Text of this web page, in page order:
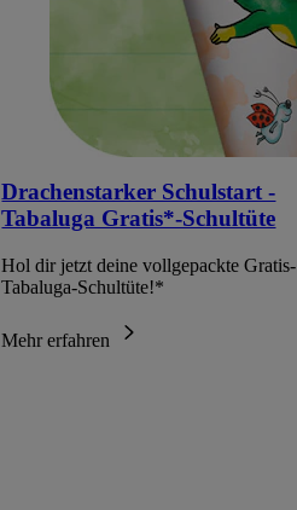
Drachenstarker Schulstart -
Tabaluga Gratis*-Schultüte
Hol dir jetzt deine vollgepackte Gratis-
Tabaluga-Schultüte!*
Mehr erfahren